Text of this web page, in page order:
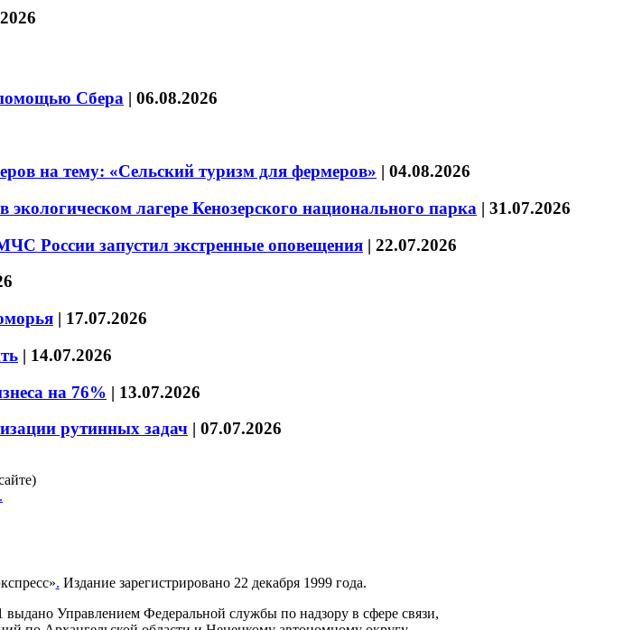
Сбера | 06.08.2026
на тему: «Сельский туризм для фермеров» | 04.08.2026
лагере Кенозерского национального парка | 31.07.2026
России запустил экстренные оповещения | 22.07.2026
| 17.07.2026
| 14.07.2026
на 76% | 13.07.2026
рутинных задач | 07.07.2026
. Издание зарегистрировано 22 декабря 1999 года.
Управлением Федеральной службы по надзору в сфере связи,